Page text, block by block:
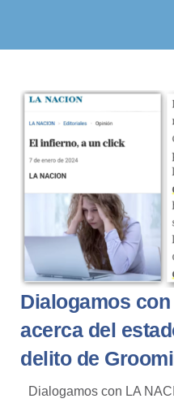
Dialogamos con
acerca del
delito de
Dialogamos con LA